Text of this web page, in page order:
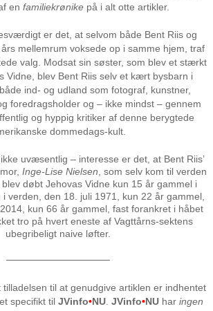
en familiekrønike på i alt otte artikler.
er det, at selvom både Bent Riis og
mellemrum voksede op i samme hjem, traf
valg. Modsat sin søster, som blev et stærkt
Vidne, blev Bent Riis selv et kært bysbarn i
ind- og udland som fotograf, kunstner,
foredragsholder og – ikke mindst – gennem
og hyppig kritiker af denne berygtede
dommedags-kult.
uvæsentlig – interesse er det, at Bent Riis’
Inge-Lise Nielsen , som selv kom til verden
døbt Jehovas Vidne kun 15 år gammel i
verden, den 18. juli 1971, kun 22 år gammel,
kun 66 år gammel, fast forankret i håbet
tro på hvert eneste af Vagttårns-sektens
ubegribeligt naive løfter.
───────────────
til at genudgive artiklen er indhentet
specifikt til JVinfo•NU JVinfo•NU har ingen